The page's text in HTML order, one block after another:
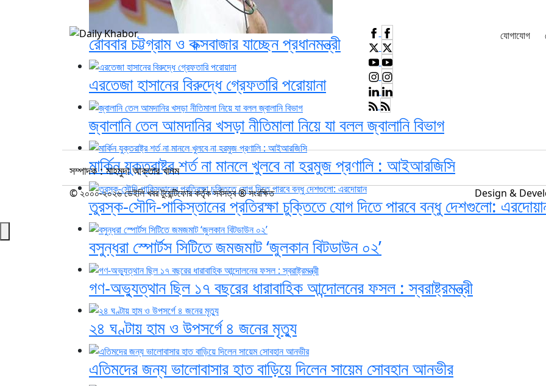
রোববার চট্টগ্রাম ও কক্সবাজার যাচ্ছেন প্রধানমন্ত্রী
এরতেজা হাসানের বিরুদ্ধে গ্রেফতারি পরোয়ানা
জ্বালানি তেল আমদানির খসড়া নীতিমালা নিয়ে যা বলল জ্বালানি বিভাগ
মার্কিন যুক্তরাষ্ট্র শর্ত না মানলে খুলবে না হরমুজ প্রণালি : আইআরজিসি
তুরস্ক-সৌদি-পাকিস্তানের প্রতিরক্ষা চুক্তিতে যোগ দিতে পারবে বন্ধু দেশগুলো:
বসুন্ধরা স্পোর্টস সিটিতে জমজমাট ‘জুলকান বিটডাউন ০২’
গণ-অভ্যুত্থান ছিল ১৭ বছরের ধারাবাহিক আন্দোলনের ফসল : স্বরাষ্ট্রমন্ত্রী
২৪ ঘণ্টায় হাম ও উপসর্গে ৪ জনের মৃত্যু
এতিমদের জন্য ভালোবাসার হাত বাড়িয়ে দিলেন সায়েম সোবহান আনভীর
যোগাযোগ
সম্পাদক : মাহমুদা আক্তার খানম
© ২০০০-২০২৬ ডেইলি খবর টুয়েন্টিফোর কর্তৃক সর্বসত্ব ® সংরক্ষিত Design &